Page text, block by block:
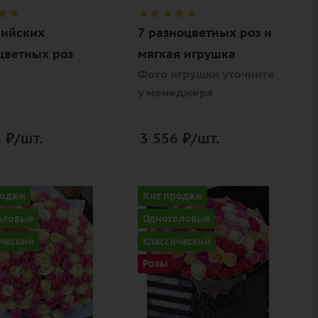
роз
₽/шт.
Описание
роза, зелень,
игрушка
7 разноцветных роз и
мягкая игрушка
3 556 ₽/шт.
Хит продаж
Одноголовые
Классический
Розы
Количество
101
Цвет
разноцветный
Описание
роза, лента,
дизайнерская